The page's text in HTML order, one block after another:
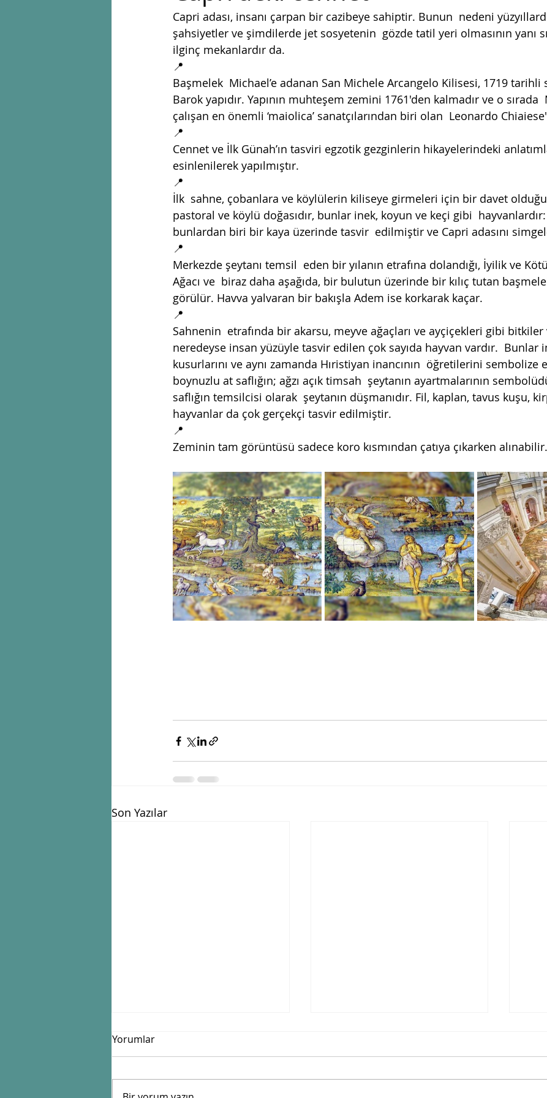
Capri adası, insanı çarpan bir cazibeye sahiptir. Bunun  nedeni
şahsiyetler ve şimdilerde jet sosyetenin  gözde tatil yeri olmasının yanı
ilginç mekanlardır da.
📍
Başmelek  Michael’e adanan San Michele Arcangelo Kilisesi, 1719 tarihli
Barok yapıdır. Yapının muhteşem zemini 1761'den kalmadır ve o sırada
çalışan en önemli ‘maiolica’ sanatçılarından biri olan  Leonardo
📍
Cennet ve İlk Günah’ın tasviri egzotik gezginlerin hikayelerindeki
esinlenilerek yapılmıştır.
📍
İlk  sahne, çobanlara ve köylülerin kiliseye girmeleri için bir davet
pastoral ve köylü doğasıdır, bunlar inek, koyun ve keçi gibi
bunlardan biri bir kaya üzerinde tasvir  edilmiştir ve Capri adasını
📍
Merkezde şeytanı temsil  eden bir yılanın etrafına dolandığı, İyilik ve
Ağacı ve  biraz daha aşağıda, bir bulutun üzerinde bir kılıç tutan
görülür. Havva yalvaran bir bakışla Adem ise korkarak kaçar.
📍
Sahnenin  etrafında bir akarsu, meyve ağaçları ve ayçiçekleri gibi bitkiler
neredeyse insan yüzüyle tasvir edilen çok sayıda hayvan vardır.  Bunlar
kusurlarını ve aynı zamanda Hıristiyan inancının  öğretilerini sembolize
boynuzlu at saflığın; ağzı açık timsah  şeytanın ayartmalarının
saflığın temsilcisi olarak  şeytanın düşmanıdır. Fil, kaplan, tavus kuşu,
hayvanlar da çok gerçekçi tasvir edilmiştir.
📍
Zeminin tam görüntüsü sadece koro kısmından çatıya çıkarken alınabilir.
Son Yazılar
Yorumlar